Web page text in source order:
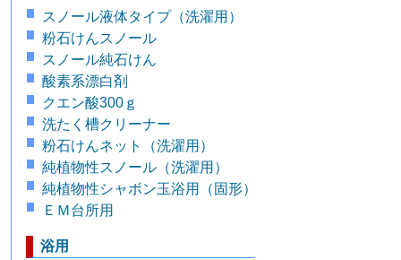
スノール液体タイプ（洗濯用）
粉石けんスノール
スノール純石けん
酸素系漂白剤
クエン酸300ｇ
洗たく槽クリーナー
粉石けんネット（洗濯用）
純植物性スノール（洗濯用）
純植物性シャボン玉浴用（固形）
ＥＭ台所用
浴用